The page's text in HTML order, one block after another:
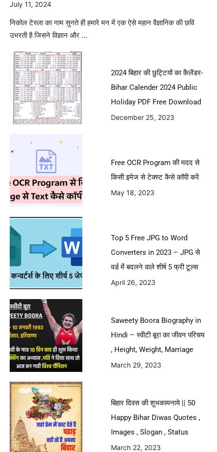
July 11, 2024
निकोल टेस्ला का नाम सुनते ही हमारे मन में एक ऐसे महान वैज्ञानिक की छवि
उभरती है जिसने विज्ञान और …
2024 बिहार की छुट्टियों का कैलेंडर-
Bihar Calender 2024 Public
Holiday PDF Free Download
December 25, 2023
Free OCR Program की मदद से
किसी इमेज से टेक्स्ट कैसे कॉपी करें
May 18, 2023
Top 5 Free JPG to Word
Converters in 2023 – JPG से
वर्ड में बदलने वाले शीर्ष 5 फ्री टूल्स
April 26, 2023
Saweety Boora Biography in
Hindi – स्वीटी बूरा का जीवन परिचय
, Height, Weight, Marriage
March 29, 2023
बिहार दिवस की शुभकामनाये || 50
Happy Bihar Diwas Quotes ,
Images , Slogan , Status
March 22, 2023